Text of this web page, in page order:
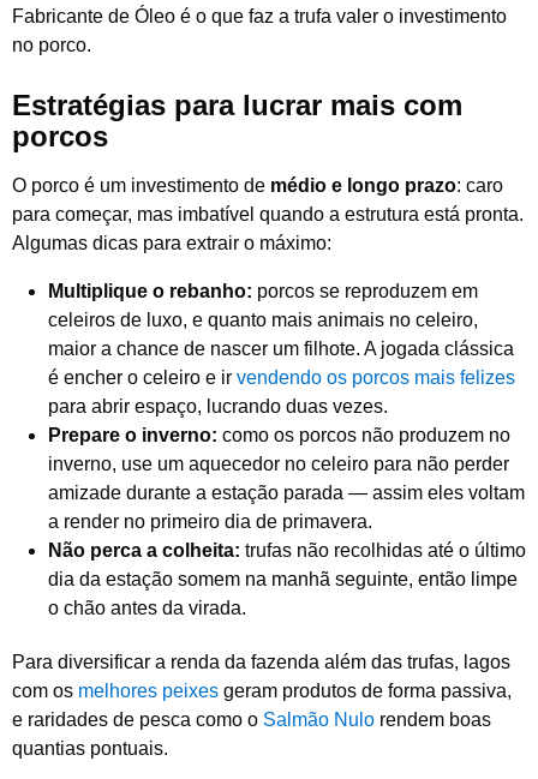
Fabricante de Óleo é o que faz a trufa valer o investimento
no porco.
Estratégias para lucrar mais com
porcos
O porco é um investimento de médio e longo prazo: caro
para começar, mas imbatível quando a estrutura está pronta.
Algumas dicas para extrair o máximo:
Multiplique o rebanho: porcos se reproduzem em
celeiros de luxo, e quanto mais animais no celeiro,
maior a chance de nascer um filhote. A jogada clássica
é encher o celeiro e ir vendendo os porcos mais felizes
para abrir espaço, lucrando duas vezes.
Prepare o inverno: como os porcos não produzem no
inverno, use um aquecedor no celeiro para não perder
amizade durante a estação parada — assim eles voltam
a render no primeiro dia de primavera.
Não perca a colheita: trufas não recolhidas até o último
dia da estação somem na manhã seguinte, então limpe
o chão antes da virada.
Para diversificar a renda da fazenda além das trufas, lagos
com os melhores peixes geram produtos de forma passiva,
e raridades de pesca como o Salmão Nulo rendem boas
quantias pontuais.